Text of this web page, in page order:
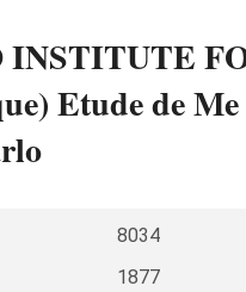
Etude de
8034
1877